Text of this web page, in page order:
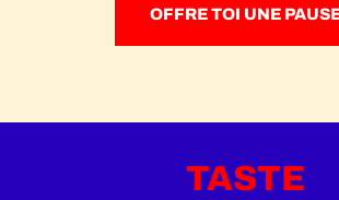
OFFRE TOI UNE
TASTE